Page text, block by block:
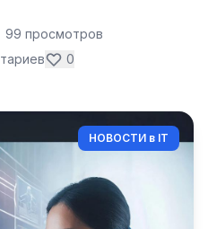
99 просмотров
0
НОВОСТИ в IT